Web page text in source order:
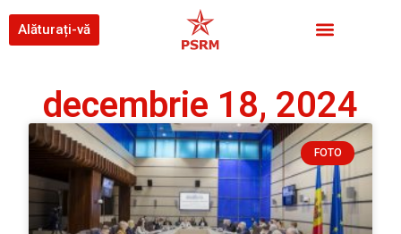
Alăturați-vă
decembrie 18, 2024
FOTO